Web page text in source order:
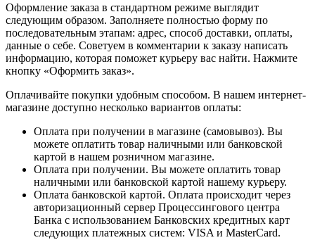
Оформление заказа в стандартном режиме выглядит
следующим образом. Заполняете полностью форму по
последовательным этапам: адрес, способ доставки, оплаты,
данные о себе. Советуем в комментарии к заказу написать
информацию, которая поможет курьеру вас найти. Нажмите
кнопку «Оформить заказ».
Оплачивайте покупки удобным способом. В нашем интернет-
магазине доступно несколько вариантов оплаты:
Оплата при получении в магазине (самовывоз). Вы
можете оплатить товар наличными или банковской
картой в нашем розничном магазине.
Оплата при получении. Вы можете оплатить товар
наличными или банковской картой нашему курьеру.
Оплата банковской картой. Оплата происходит через
авторизационный сервер Процессингового центра
Банка с использованием Банковских кредитных карт
следующих платежных систем: VISA и MasterCard.